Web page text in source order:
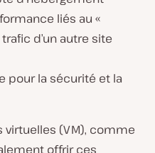
liés au «
d’un autre site
pour la sécurité et la
virtuelles (VM), comme
offrir ces